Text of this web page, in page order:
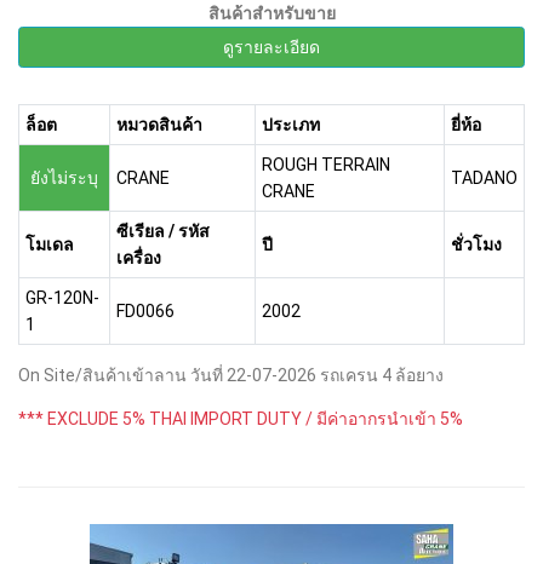
สินค้าสำหรับขาย
ดูรายละเอียด
ล็อต หมวดสินค้า ประเภท ยี่ห้อ
ยังไม่ระบุ CRANE
ROUGH TERRAIN
CRANE
TADANO
โมเดล
ซีเรียล / รหัส
เครื่อง
ปี ชั่วโมง
GR-120N-
1
FD0066 2002
On Site/สินค้าเข้าลาน วันที่ 22-07-2026 รถเครน 4 ล้อยาง
*** EXCLUDE 5% THAI IMPORT DUTY / มีค่าอากรนำเข้า 5%